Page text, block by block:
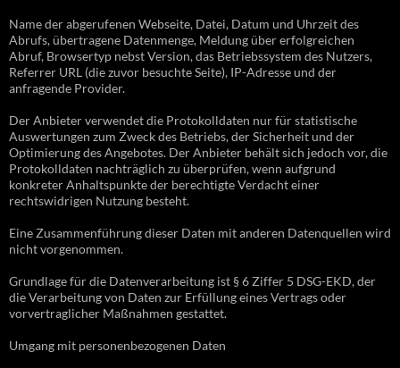
Name der abgerufenen Webseite, Datei, Datum und Uhrzeit des
Abrufs, übertragene Datenmenge, Meldung über erfolgreichen
Abruf, Browsertyp nebst Version, das Betriebssystem des Nutzers,
Referrer URL (die zuvor besuchte Seite), IP-Adresse und der
anfragende Provider.
Der Anbieter verwendet die Protokolldaten nur für statistische
Auswertungen zum Zweck des Betriebs, der Sicherheit und der
Optimierung des Angebotes. Der Anbieter behält sich jedoch vor, die
Protokolldaten nachträglich zu überprüfen, wenn aufgrund
konkreter Anhaltspunkte der berechtigte Verdacht einer
rechtswidrigen Nutzung besteht.
Eine Zusammenführung dieser Daten mit anderen Datenquellen wird
nicht vorgenommen.
Grundlage für die Datenverarbeitung ist § 6 Ziffer 5 DSG-EKD, der
die Verarbeitung von Daten zur Erfüllung eines Vertrags oder
vorvertraglicher Maßnahmen gestattet.
Umgang mit personenbezogenen Daten